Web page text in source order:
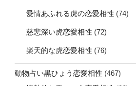
愛情あふれる虎の恋愛相性 (74)
慈悲深い虎恋愛相性 (72)
楽天的な虎恋愛相性 (76)
動物占い黒ひょう恋愛相性 (467)